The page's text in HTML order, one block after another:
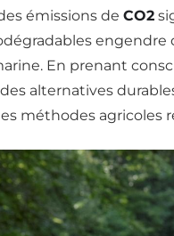
émissions de CO2
En prenant
alternatives
méthodes agricoles